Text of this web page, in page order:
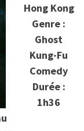
Hong Kong
Genre :
Ghost
Kung-Fu
Comedy
Durée :
1h36